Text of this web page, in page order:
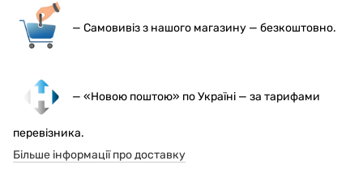
— Самовивіз з нашого магазину — безкоштовно.
— «Новою поштою» по Україні — за тарифами
перевізника.
Більше інформації про доставку